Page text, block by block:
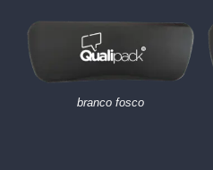
branco fosco